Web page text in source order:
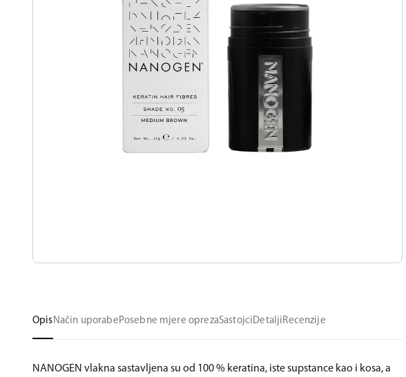
OpisNačin uporabePosebne mjere oprezaSastojciDetaljiRecenzije
NANOGEN vlakna sastavljena su od 100 % keratina, iste supstance kao i kosa, a